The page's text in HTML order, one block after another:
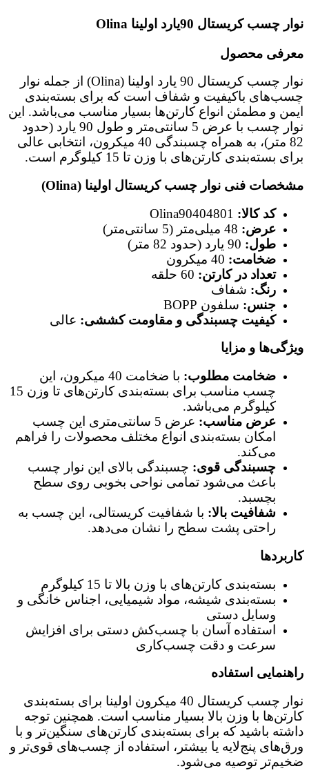
نوار چسب کریستال 90یارد اولینا Olina
معرفی محصول
نوار چسب کریستال 90 یارد اولینا (Olina) از جمله نوار
چسب‌های باکیفیت و شفاف است که برای بسته‌بندی
ایمن و مطمئن انواع کارتن‌ها بسیار مناسب می‌باشد. این
نوار چسب با عرض 5 سانتی‌متر و طول 90 یارد (حدود
82 متر)، به همراه چسبندگی 40 میکرون، انتخابی عالی
برای بسته‌بندی کارتن‌های با وزن تا 15 کیلوگرم است.
مشخصات فنی نوار چسب کریستال اولینا (Olina)
کد کالا:
عرض:
طول:
ضخامت:
تعداد در کارتن:
رنگ: شفاف
جنس: سلفون BOPP
کیفیت چسبندگی و مقاومت کششی: عالی
ویژگی‌ها و مزایا
ضخامت مطلوب:
با ضخامت 40 میکرون، این
چسب مناسب برای بسته‌بندی کارتن‌های تا وزن 15
کیلوگرم می‌باشد.
عرض مناسب:
عرض 5 سانتی‌متری این چسب
امکان بسته‌بندی انواع مختلف محصولات را فراهم
می‌کند.
چسبندگی قوی: چسبندگی بالای این نوار چسب
باعث می‌شود تمامی نواحی بخوبی روی سطح
بچسبد.
شفافیت بالا: با شفافیت کریستالی، این چسب به
راحتی پشت سطح را نشان می‌دهد.
کاربردها
بسته‌بندی کارتن‌های با وزن بالا تا 15 کیلوگرم
بسته‌بندی شیشه، مواد شیمیایی، اجناس خانگی و
وسایل دستی
استفاده آسان با چسب‌کش دستی برای افزایش
سرعت و دقت چسب‌کاری
راهنمایی استفاده
نوار چسب کریستال 40 میکرون اولینا برای بسته‌بندی
کارتن‌ها با وزن بالا بسیار مناسب است. همچنین توجه
داشته باشید که برای بسته‌بندی کارتن‌های سنگین‌تر و با
ورق‌های پنج‌لایه یا بیشتر، استفاده از چسب‌های قوی‌تر و
ضخیم‌تر توصیه می‌شود.